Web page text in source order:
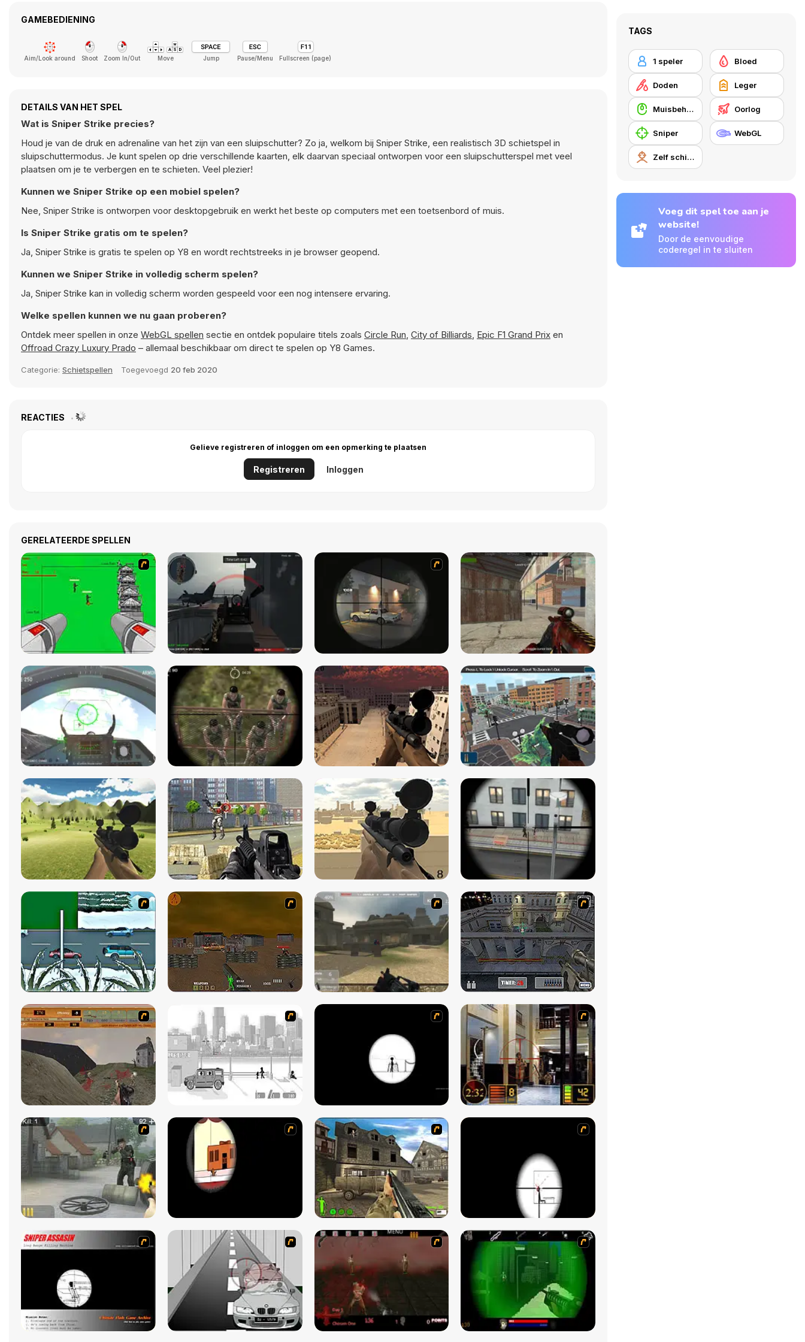
GAMEBEDIENING
Aim/Look around Shoot Zoom In/Out Move Jump Pause/Menu Fullscreen (page)
DETAILS VAN HET SPEL
Wat is Sniper Strike precies?
Houd je van de druk en adrenaline van het zijn van een sluipschutter? Zo ja, welkom bij Sniper Strike, een realistisch 3D schietspel in
sluipschuttermodus. Je kunt spelen op drie verschillende kaarten, elk daarvan speciaal ontworpen voor een sluipschutterspel met veel
plaatsen om je te verbergen en te schieten. Veel plezier!
Kunnen we Sniper Strike op een mobiel spelen?
Nee, Sniper Strike is ontworpen voor desktopgebruik en werkt het beste op computers met een toetsenbord of muis.
Is Sniper Strike gratis om te spelen?
Ja, Sniper Strike is gratis te spelen op Y8 en wordt rechtstreeks in je browser geopend.
Kunnen we Sniper Strike in volledig scherm spelen?
Ja, Sniper Strike kan in volledig scherm worden gespeeld voor een nog intensere ervaring.
Welke spellen kunnen we nu gaan proberen?
Ontdek meer spellen in onze WebGL spellen sectie en ontdek populaire titels zoals Circle Run, City of Billiards, Epic F1 Grand Prix en
Offroad Crazy Luxury Prado – allemaal beschikbaar om direct te spelen op Y8 Games.
Categorie: Schietspellen Toegevoegd 20 feb 2020
REACTIES
Gelieve registreren of inloggen om een opmerking te plaatsen
Registreren Inloggen
GERELATEERDE SPELLEN
TAGS
1 speler Bloed
Doden Leger
Muisbehendigheid Oorlog
Sniper WebGL
Zelf schieten
Voeg dit spel toe aan je
website!
Door de eenvoudige
coderegel in te sluiten